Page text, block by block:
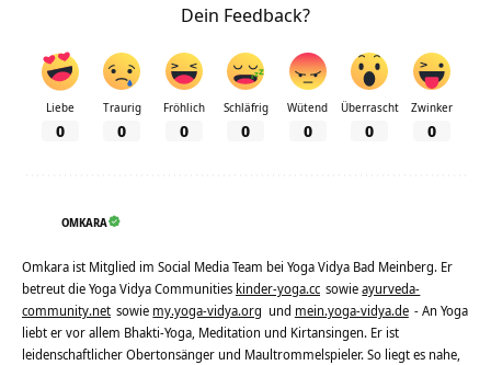
Dein Feedback?
Liebe
0
Traurig
0
Fröhlich
0
Schläfrig
0
Wütend
0
Überrascht
0
Zwinker
0
OMKARA
Omkara ist Mitglied im Social Media Team bei Yoga Vidya Bad Meinberg. Er
betreut die Yoga Vidya Communities kinder-yoga.cc sowieayurveda-
community.net sowie my.yoga-vidya.org und mein.yoga-vidya.de - An Yoga
liebt er vor allem Bhakti-Yoga, Meditation und Kirtansingen. Er ist
leidenschaftlicher Obertonsänger und Maultrommelspieler. So liegt es nahe,